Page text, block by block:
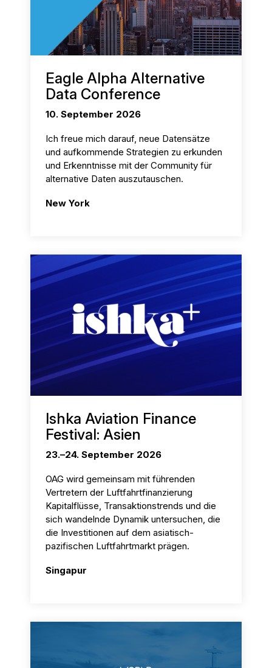
Eagle Alpha Alternative
Data Conference
10. September 2026
Ich freue mich darauf, neue Datensätze
und aufkommende Strategien zu erkunden
und Erkenntnisse mit der Community für
alternative Daten auszutauschen.
New York
Ishka Aviation Finance
Festival: Asien
23.–24. September 2026
OAG wird gemeinsam mit führenden
Vertretern der Luftfahrtfinanzierung
Kapitalflüsse, Transaktionstrends und die
sich wandelnde Dynamik untersuchen, die
die Investitionen auf dem asiatisch-
pazifischen Luftfahrtmarkt prägen.
Singapur